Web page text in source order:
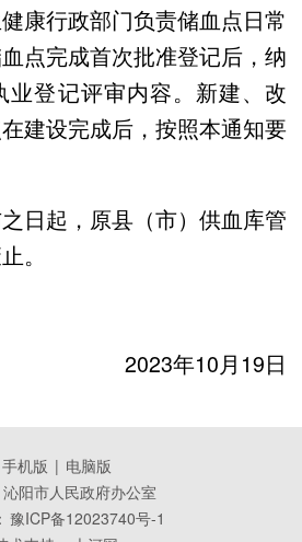
康行政部门负责储血点日常
点完成首次批准登记后，纳
业登记评审内容。新建、改
建设完成后，按照本通知要
起，原县（市）供血库管
。
2023年10月19日
手机版 | 电脑版
阳市人民政府办公室
豫ICP备12023740号-1